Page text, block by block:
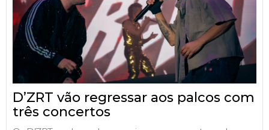
D’ZRT vão regressar aos palcos com
três concertos